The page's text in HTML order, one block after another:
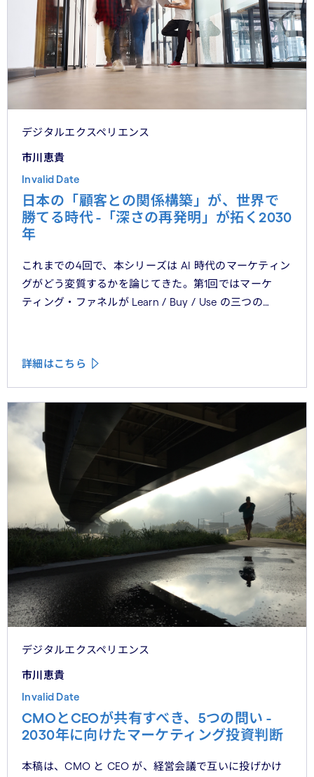
デジタルエクスペリエンス
市川恵貴
Invalid Date
日本の「顧客との関係構築」が、世界で
勝てる時代 -「深さの再発明」が拓く2030
年
これまでの4回で、本シリーズは AI 時代のマーケティン
グがどう変質するかを論じてきた。第1回ではマーケ
ティング・ファネルが Learn / Buy / Use の三つの
第3回では Learn フェーズで再定義されつつあるブラン
れらの議論を日本市場の文脈に着地させる。そして、希
望の視座を提示したい——日本の「顧客との関係構
築」が、世界で勝てる時代が、いま始まっている。
詳細はこちら
デジタルエクスペリエンス
市川恵貴
Invalid Date
CMOとCEOが共有すべき、5つの問い -
2030年に向けたマーケティング投資判断
本稿は、CMO と CEO が、経営会議で互いに投げかけ